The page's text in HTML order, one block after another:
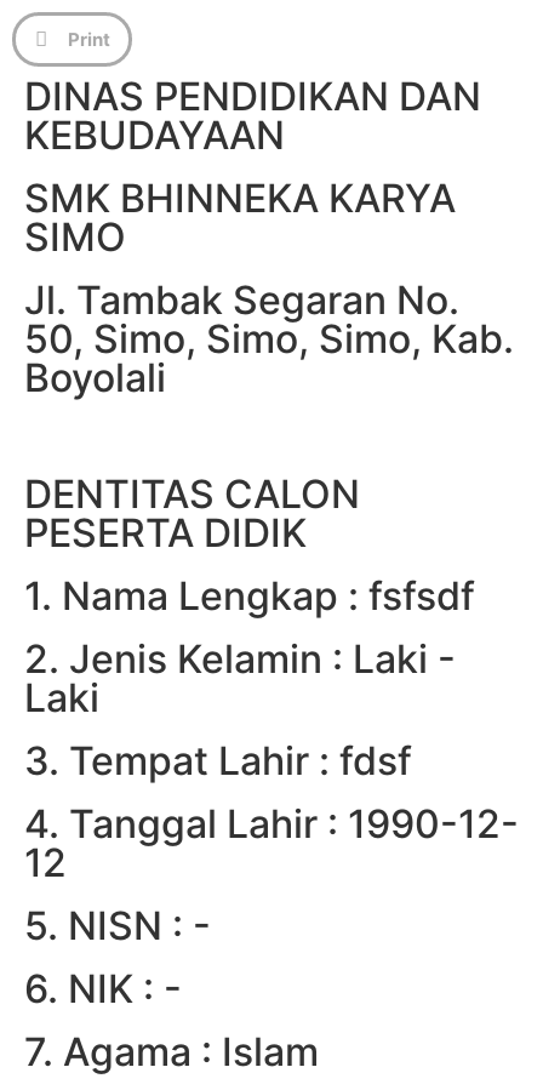
DINAS PENDIDIKAN DAN
KEBUDAYAAN
SMK BHINNEKA KARYA
SIMO
Jl. Tambak Segaran No.
50, Simo, Simo, Simo, Kab.
Boyolali
DENTITAS CALON
PESERTA DIDIK
1. Nama Lengkap : fsfsdf
2. Jenis Kelamin : Laki -
Laki
3. Tempat Lahir : fdsf
4. Tanggal Lahir : 1990-12-
12
5. NISN : -
6. NIK : -
7. Agama : Islam
Print